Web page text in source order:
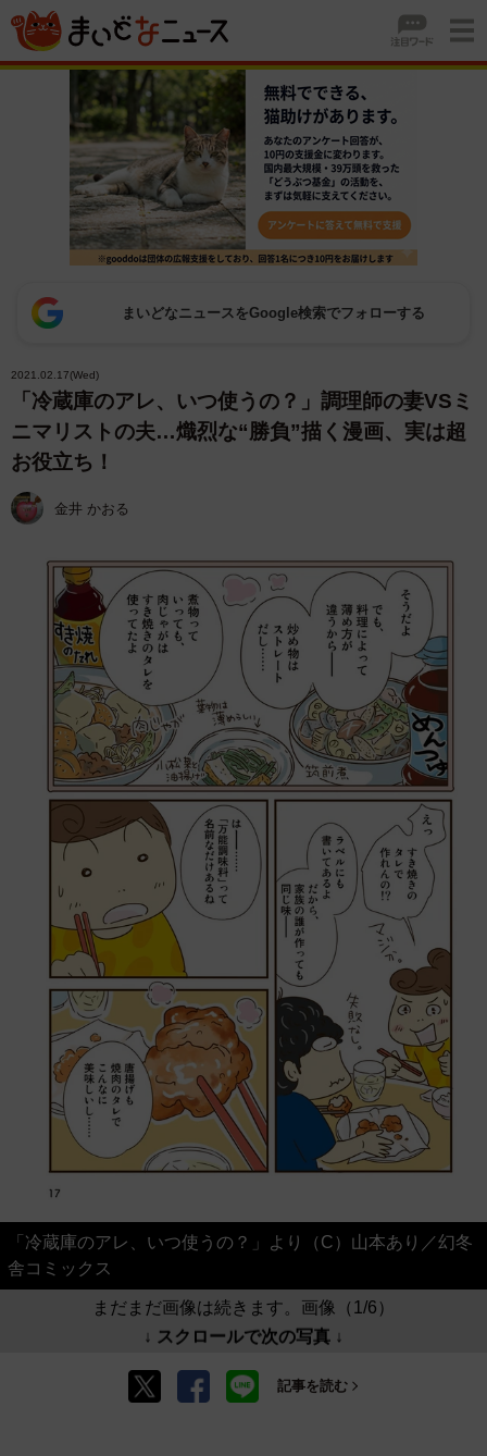
まいどなニュースをGoogle検索でフォローする
2021.02.17(Wed)
「冷蔵庫のアレ、いつ使うの？」調理師の妻VSミ
ニマリストの夫…熾烈な“勝負”描く漫画、実は超
お役立ち！
金井 かおる
「冷蔵庫のアレ、いつ使うの？」より（C）山本あり／幻冬
舎コミックス
まだまだ画像は続きます。画像（1/6）
↓ スクロールで次の写真 ↓
記事を読む